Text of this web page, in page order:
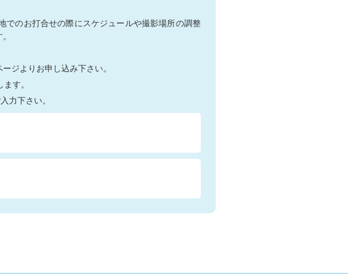
のお打合せの際にスケジュールや撮影場所の調整
ジよりお申し込み下さい。
す。
力下さい。